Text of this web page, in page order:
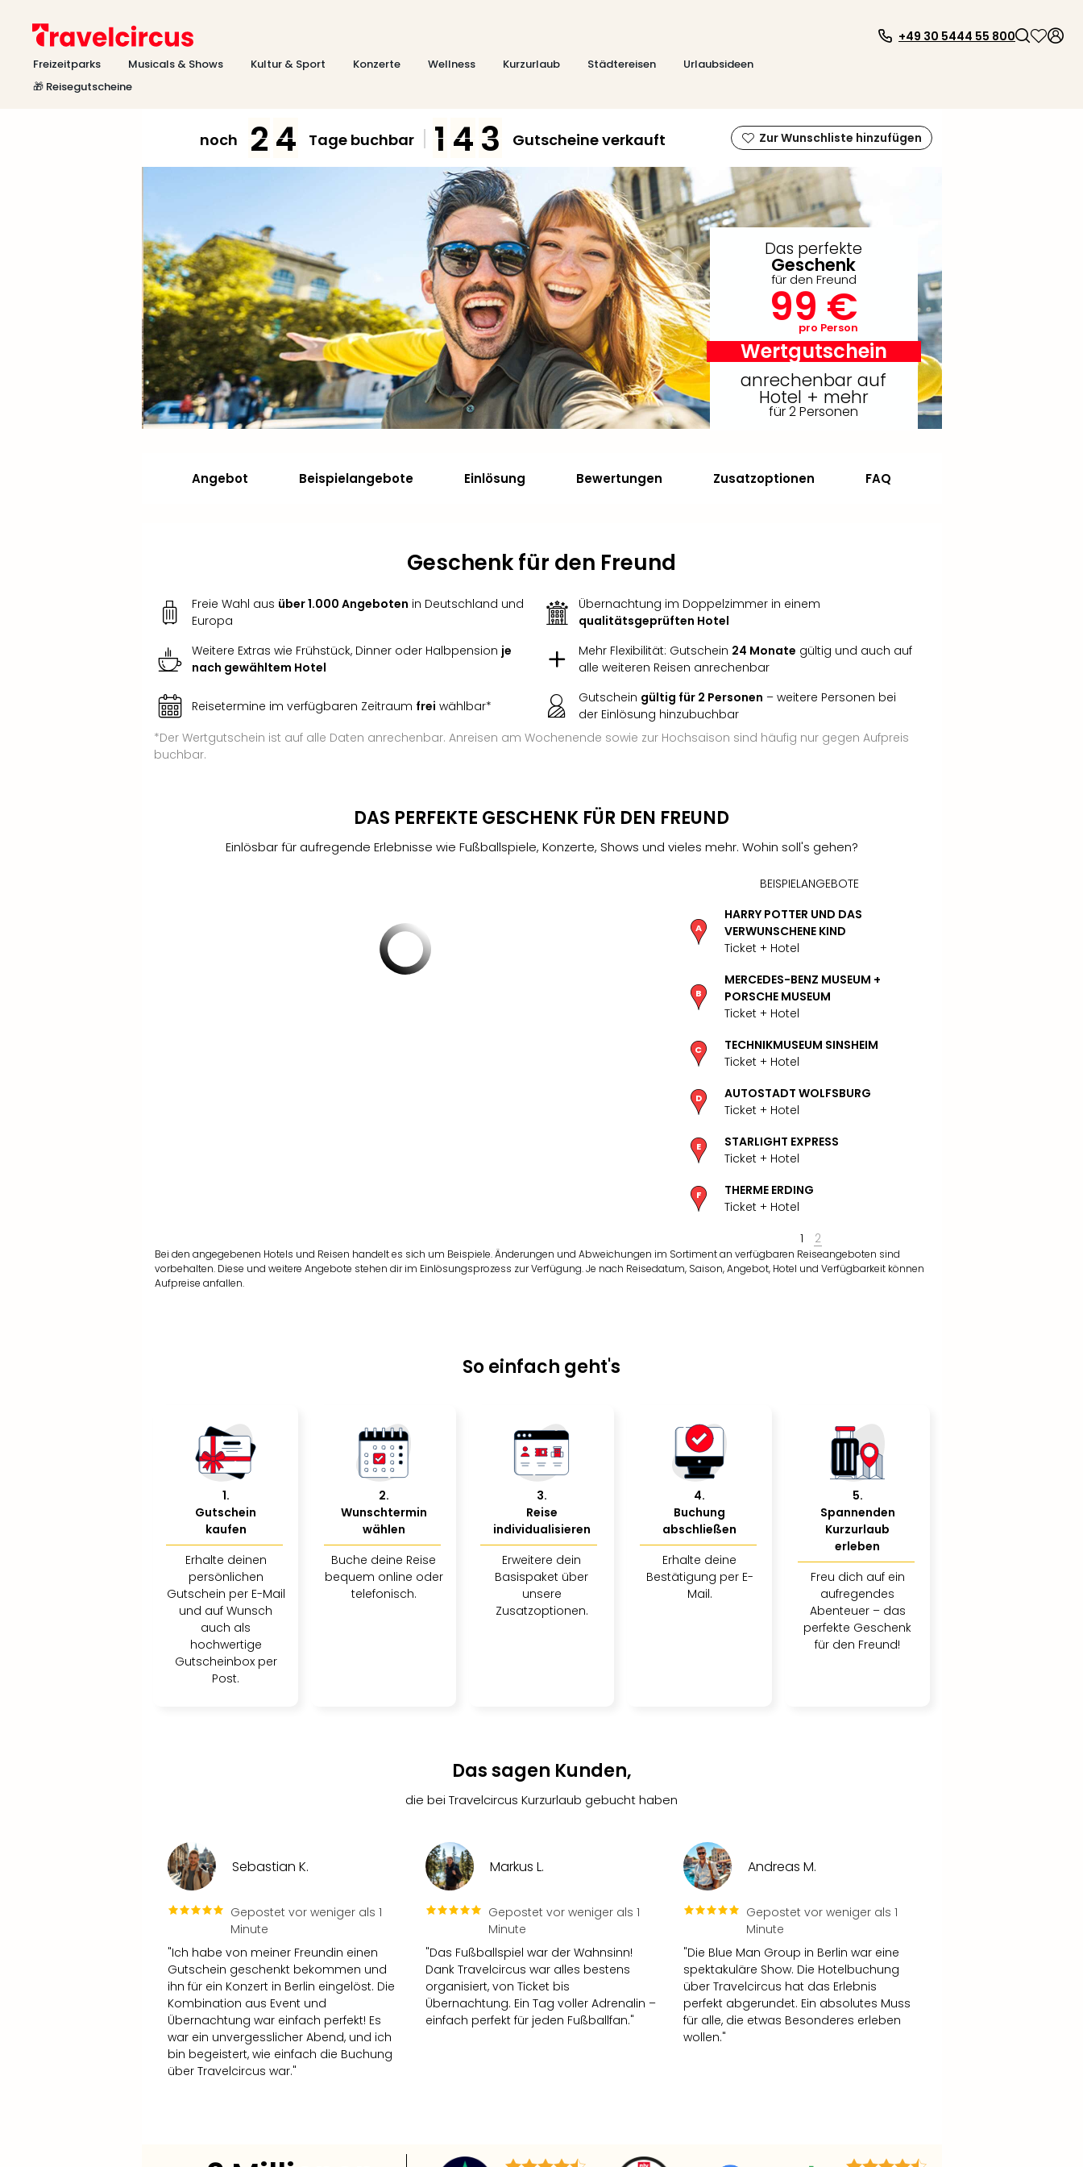
Freizeitparks Musicals & Shows Kultur & Sport Konzerte Wellness Kurzurlaub Städtereisen
Urlaubsideen
🎁 Reisegutscheine
+49 30 5444 55 800
noch 24 Tage buchbar 1 43 Gutscheine verkauft Zur Wunschliste hinzufügen
Das perfekte
Geschenk
für den Freund
99 €
pro Person
Wertgutschein
anrechenbar auf
Hotel + mehr
für 2 Personen
Angebot Beispielangebote Einlösung Bewertungen Zusatzoptionen FAQ
Geschenk für den Freund
Freie Wahl aus über 1.000 Angeboten in Deutschland und
Europa
Übernachtung im Doppelzimmer in einem
qualitätsgeprüften Hotel
Weitere Extras wie Frühstück, Dinner oder Halbpension je
nach gewähltem Hotel
Mehr Flexibilität: Gutschein 24 Monate gültig und auch auf
alle weiteren Reisen anrechenbar
Reisetermine im verfügbaren Zeitraum frei wählbar*
Gutschein gültig für 2 Personen – weitere Personen bei
der Einlösung hinzubuchbar
*Der Wertgutschein ist auf alle Daten anrechenbar. Anreisen am Wochenende sowie zur Hochsaison sind häufig nur gegen Aufpreis
buchbar.
DAS PERFEKTE GESCHENK FÜR DEN FREUND
Einlösbar für aufregende Erlebnisse wie Fußballspiele, Konzerte, Shows und vieles mehr. Wohin soll's gehen?
BEISPIELANGEBOTE
HARRY POTTER UND DAS
VERWUNSCHENE KIND
Ticket + Hotel
MERCEDES-BENZ MUSEUM +
PORSCHE MUSEUM
Ticket + Hotel
TECHNIKMUSEUM SINSHEIM
Ticket + Hotel
AUTOSTADT WOLFSBURG
Ticket + Hotel
STARLIGHT EXPRESS
Ticket + Hotel
THERME ERDING
Ticket + Hotel
1 2
Bei den angegebenen Hotels und Reisen handelt es sich um Beispiele. Änderungen und Abweichungen im Sortiment an verfügbaren Reiseangeboten sind
vorbehalten. Diese und weitere Angebote stehen dir im Einlösungsprozess zur Verfügung. Je nach Reisedatum, Saison, Angebot, Hotel und Verfügbarkeit können
Aufpreise anfallen.
So einfach geht's
1.
Gutschein
kaufen
Erhalte deinen
persönlichen
Gutschein per E-Mail
und auf Wunsch
auch als
hochwertige
Gutscheinbox per
Post.
2.
Wunschtermin
wählen
Buche deine Reise
bequem online oder
telefonisch.
3.
Reise
individualisieren
Erweitere dein
Basispaket über
unsere
Zusatzoptionen.
4.
Buchung
abschließen
Erhalte deine
Bestätigung per E-
Mail.
5.
Spannenden
Kurzurlaub
erleben
Freu dich auf ein
aufregendes
Abenteuer – das
perfekte Geschenk
für den Freund!
Das sagen Kunden,
die bei Travelcircus Kurzurlaub gebucht haben
Sebastian K.
Gepostet vor weniger als 1
Minute
"Ich habe von meiner Freundin einen
Gutschein geschenkt bekommen und
ihn für ein Konzert in Berlin eingelöst. Die
Kombination aus Event und
Übernachtung war einfach perfekt! Es
war ein unvergesslicher Abend, und ich
bin begeistert, wie einfach die Buchung
über Travelcircus war."
Markus L.
Gepostet vor weniger als 1
Minute
"Das Fußballspiel war der Wahnsinn!
Dank Travelcircus war alles bestens
organisiert, von Ticket bis
Übernachtung. Ein Tag voller Adrenalin –
einfach perfekt für jeden Fußballfan."
Andreas M.
Gepostet vor weniger als 1
Minute
"Die Blue Man Group in Berlin war eine
spektakuläre Show. Die Hotelbuchung
über Travelcircus hat das Erlebnis
perfekt abgerundet. Ein absolutes Muss
für alle, die etwas Besonderes erleben
wollen."